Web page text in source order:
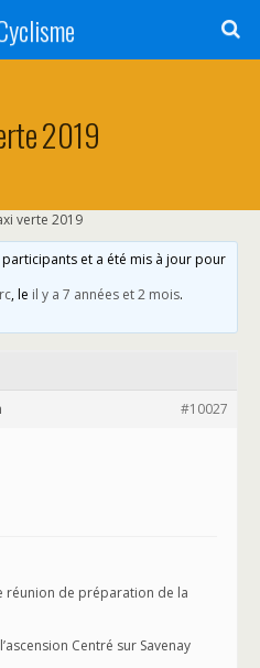
2019
verte 2019
et a été mis à jour pour
, le il y a 7 années et 2 mois.
#10027
réunion de préparation de la
Centré sur Savenay